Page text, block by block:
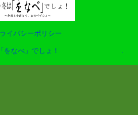
イバシーポリシー
冬は「をなべ」でしょ！ .